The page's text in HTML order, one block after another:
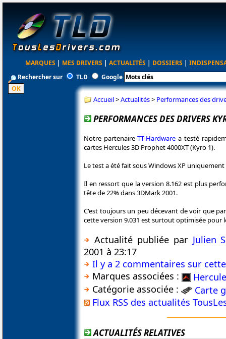
MARQUES | MES DRIVERS | ACTUALITÉS | DOSSIERS |
Rechercher sur
TLD Google
Accueil>Actualités> Performances des
PERFORMANCES DES DRIVERS
Notre partenaireTT-Hardware a testé
cartes Hercules 3D Prophet 4000XT (Kyro 1).
Le test a été fait sous Windows XP
Il en ressort que la version 8.162 est plus
tête de 22% dans 3DMark 2001.
C'est toujours un peu décevant de voir que
cette version 9.031 est surtout optimisée pour
Actualité publiée par Julien
2001 à 23:17
Il y a 2 commentaires sur
Marques associées :
Catégorie associée :
Carte
Flux RSS des actualités
ACTUALITÉS RELATIVES